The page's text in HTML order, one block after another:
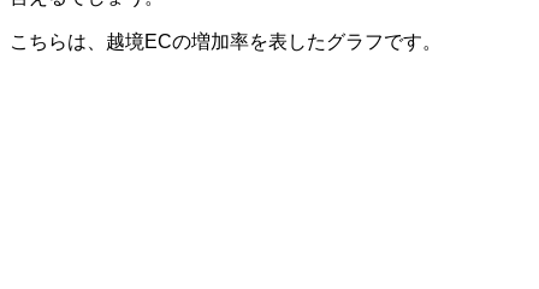
こちらは、越境ECの増加率を表したグラフです。